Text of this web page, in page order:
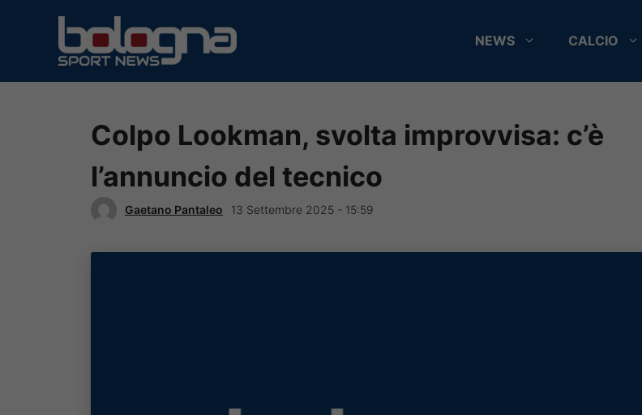
contenuto
NEWS CALCIO
Colpo Lookman, svolta improvvisa: c’è
l’annuncio del tecnico
Gaetano Pantaleo 13 Settembre 2025 - 15:59